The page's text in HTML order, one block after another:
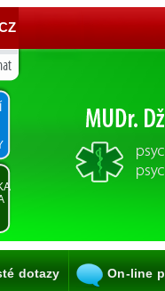
dotazy On-line